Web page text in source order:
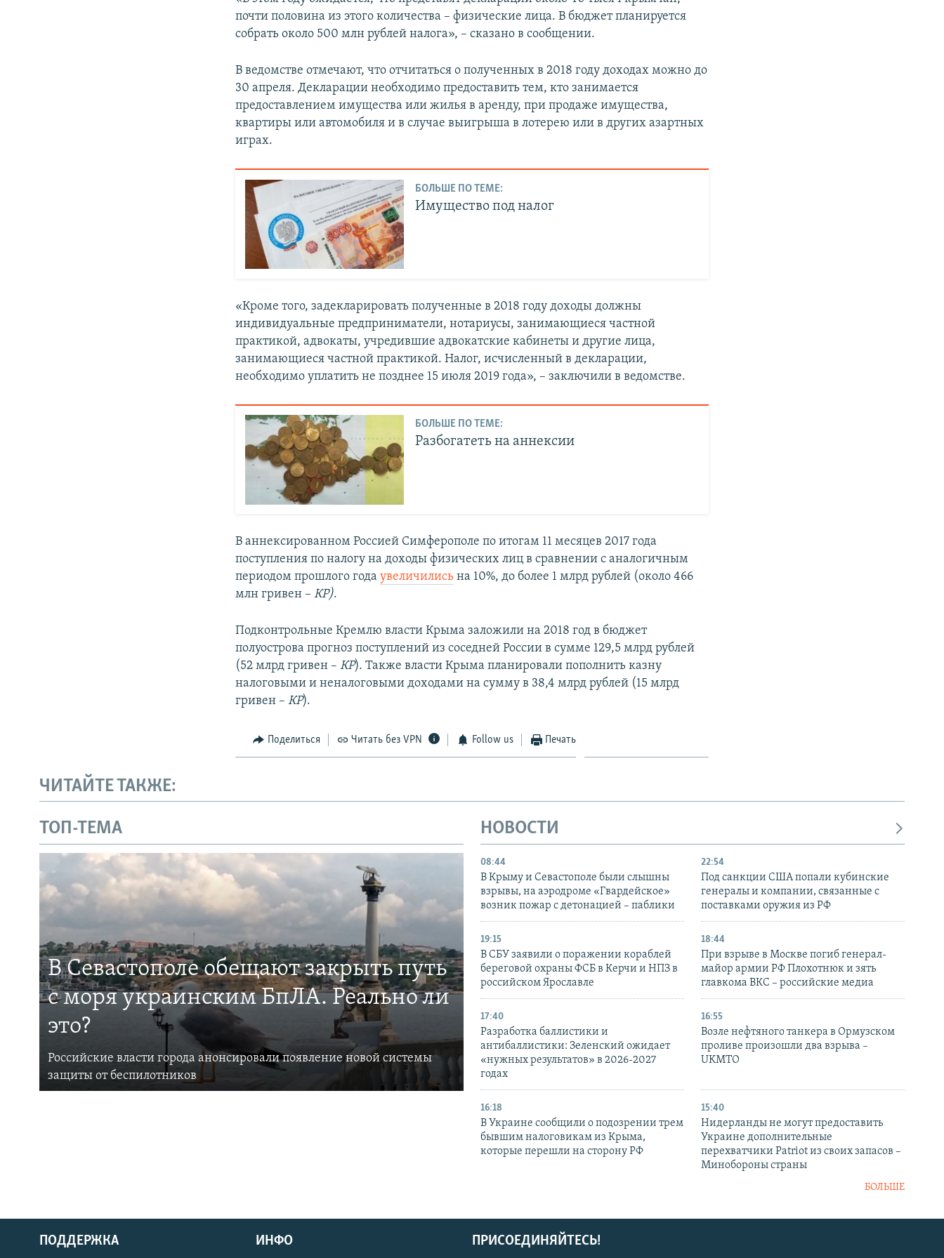
почти половина из этого количества – физические лица. В бюджет планируется
собрать около 500 млн рублей налога», – сказано в сообщении.
В ведомстве отмечают, что отчитаться о полученных в 2018 году доходах можно до
30 апреля. Декларации необходимо предоставить тем, кто занимается
предоставлением имущества или жилья в аренду, при продаже имущества,
квартиры или автомобиля и в случае выигрыша в лотерею или в других азартных
играх.
БОЛЬШЕ ПО ТЕМЕ:
Имущество под налог
«Кроме того, задекларировать полученные в 2018 году доходы должны
индивидуальные предприниматели, нотариусы, занимающиеся частной
практикой, адвокаты, учредившие адвокатские кабинеты и другие лица,
занимающиеся частной практикой. Налог, исчисленный в декларации,
необходимо уплатить не позднее 15 июля 2019 года», – заключили в ведомстве.
БОЛЬШЕ ПО ТЕМЕ:
Разбогатеть на аннексии
В аннексированном Россией Симферополе по итогам 11 месяцев 2017 года
поступления по налогу на доходы физических лиц в сравнении с аналогичным
периодом прошлого годаувеличились на 10%, до более 1 млрд рублей (около 466
млн гривен –КР).
Подконтрольные Кремлю власти Крыма заложили на 2018 год в бюджет
полуострова прогноз поступлений из соседней России в сумме 129,5 млрд рублей
(52 млрд гривен –КР). Также власти Крыма планировали пополнить казну
налоговыми и неналоговыми доходами на сумму в 38,4 млрд рублей (15 млрд
гривен –КР).
Поделиться Читать без VPN Follow us Печать
ЧИТАЙТЕ ТАКЖЕ:
ТОП-ТЕМА
В Севастополе обещают закрыть путь
с моря украинским БпЛА. Реально ли
это?
Российские власти города анонсировали появление новой системы
защиты от беспилотников
НОВОСТИ
08:44
В Крыму и Севастополе были слышны
взрывы, на аэродроме «Гвардейское»
возник пожар с детонацией – паблики
22:54
Под санкции США попали кубинские
генералы и компании, связанные с
поставками оружия из РФ
19:15
В СБУ заявили о поражении кораблей
береговой охраны ФСБ в Керчи и НПЗ в
российском Ярославле
18:44
При взрыве в Москве погиб генерал-
майор армии РФ Плохотнюк и зять
главкома ВКС – российские медиа
17:40
Разработка баллистики и
антибаллистики: Зеленский ожидает
«нужных результатов» в 2026-2027
годах
16:55
Возле нефтяного танкера в Ормузском
проливе произошли два взрыва –
UKMTO
16:18
В Украине сообщили о подозрении трем
бывшим налоговикам из Крыма,
которые перешли на сторону РФ
15:40
Нидерланды не могут предоставить
Украине дополнительные
перехватчики Patriot из своих запасов –
Минобороны страны
БОЛЬШЕ
ПРИСОЕДИНЯЙТЕСЬ!
ПОДДЕРЖКА ИНФО